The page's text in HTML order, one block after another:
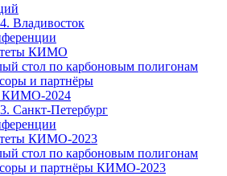
Владивосток
КИМО
стол по карбоновым полигонам
и партнёры
КИМО-2024
Санкт-Петербург
КИМО-2023
стол по карбоновым полигонам
и партнёры КИМО-2023